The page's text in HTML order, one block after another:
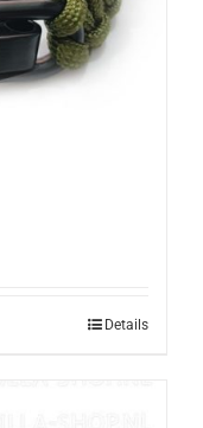
Details